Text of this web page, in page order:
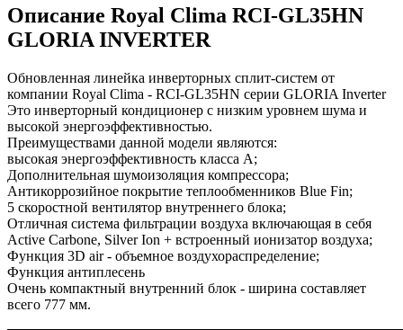
Описание Royal Clima RCI-GL35HN
GLORIA INVERTER
Обновленная линейка инверторных сплит-систем от
компании Royal Clima - RCI-GL35HN серии GLORIA Inverter
Это инверторный кондиционер с низким уровнем шума и
высокой энергоэффективностью.
Преимуществами данной модели являются:
высокая энергоэффективность класса А;
Дополнительная шумоизоляция компрессора;
Антикоррозийное покрытие теплообменников Blue Fin;
5 скоростной вентилятор внутреннего блока;
Отличная система фильтрации воздуха включающая в себя
Active Carbone, Silver Ion + встроенный ионизатор воздуха;
Функция 3D air - объемное воздухораспределение;
Функция антиплесень
Очень компактный внутренний блок - ширина составляет
всего 777 мм.